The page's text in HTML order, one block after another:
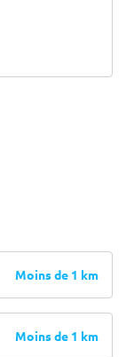
Moins de 1 km
Moins de 1 km